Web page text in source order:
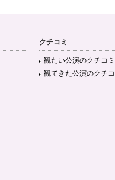
クチコミ
観たい公演のクチコミ
観てきた公演のクチコ